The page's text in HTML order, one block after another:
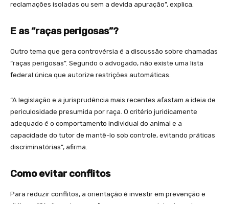
reclamações isoladas ou sem a devida apuração”, explica.
E as “raças perigosas”?
Outro tema que gera controvérsia é a discussão sobre chamadas
“raças perigosas”. Segundo o advogado, não existe uma lista
federal única que autorize restrições automáticas.
“A legislação e a jurisprudência mais recentes afastam a ideia de
periculosidade presumida por raça. O critério juridicamente
adequado é o comportamento individual do animal e a
capacidade do tutor de mantê-lo sob controle, evitando práticas
discriminatórias”, afirma.
Como evitar conflitos
Para reduzir conflitos, a orientação é investir em prevenção e